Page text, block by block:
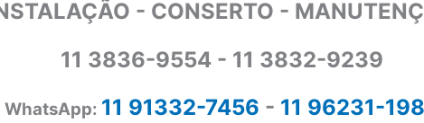
- CONSERTO -
11 3836-9554 - 11 3832-9239
WhatsApp: 11 91332-7456 - 11 96231-